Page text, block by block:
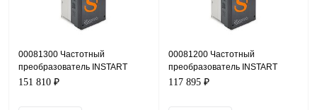
00081300 Частотный
преобразователь INSTART
INPRIME-G22-4BF, 380В, 22кВт,
151 810 ₽
00081200 Частотный
преобразователь INSTART
INPRIME-G18.5-4BF, 380В,
117 895 ₽